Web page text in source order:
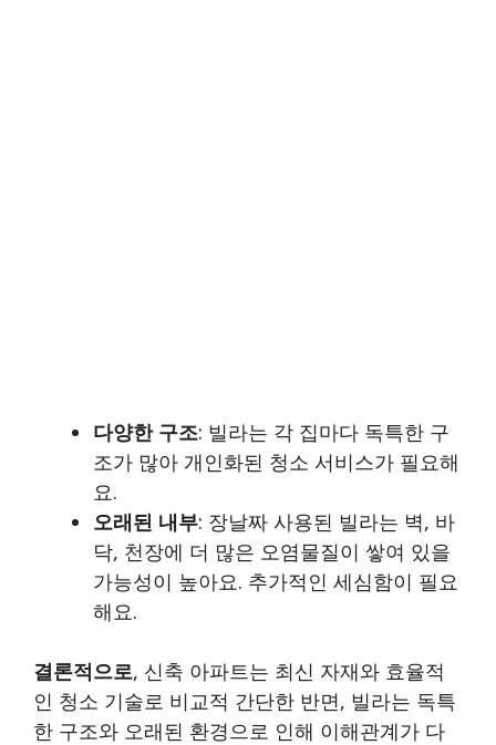
다양한 구조: 빌라는 각 집마다 독특한 구
조가 많아 개인화된 청소 서비스가 필요해
요.
오래된 내부: 장날짜 사용된 빌라는 벽, 바
닥, 천장에 더 많은 오염물질이 쌓여 있을
가능성이 높아요. 추가적인 세심함이 필요
해요.
결론적으로, 신축 아파트는 최신 자재와 효율적
인 청소 기술로 비교적 간단한 반면, 빌라는 독특
한 구조와 오래된 환경으로 인해 이해관계가 다